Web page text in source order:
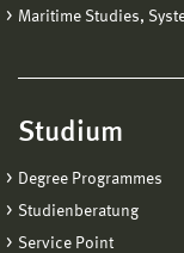
Maritime Studies,
Studium
Degree Programmes
Studienberatung
Service Point